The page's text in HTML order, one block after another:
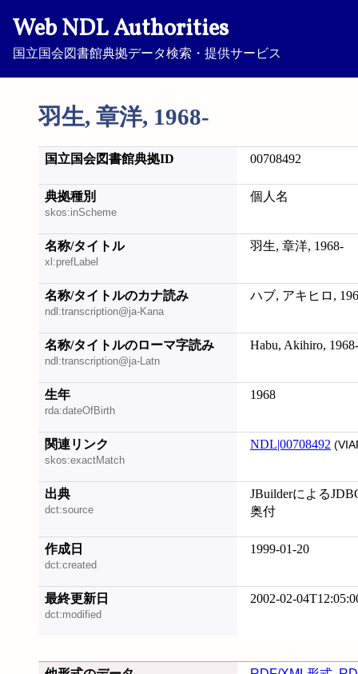
Web NDL Authorities
国立国会図書館典拠データ検索・提供サービス
羽生, 章洋, 1968-
国立国会図書館典拠ID 00708492
典拠種別
skos:inScheme
個人名
名称/タイトル
xl:prefLabel
羽生, 章洋, 1968-
名称/タイトルのカナ読み
ndl:transcription@ja-Kana
ハブ, アキヒロ,
名称/タイトルのローマ字読み
ndl:transcription@ja-Latn
Habu, Akihiro, 1968-
生年
rda:dateOfBirth
1968
関連リンク
skos:exactMatch
NDL|00708492
出典
dct:source
JBuilderによる
奥付
作成日
dct:created
1999-01-20
最終更新日
dct:modified
2002-02-